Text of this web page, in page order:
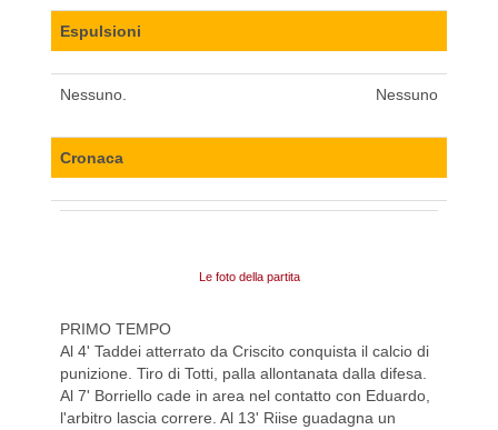
Espulsioni
Nessuno. Nessuno
Cronaca
Le foto della partita
PRIMO TEMPO
Al 4' Taddei atterrato da Criscito conquista il calcio di
punizione. Tiro di Totti, palla allontanata dalla difesa.
Al 7' Borriello cade in area nel contatto con Eduardo,
l'arbitro lascia correre. Al 13' Riise guadagna un